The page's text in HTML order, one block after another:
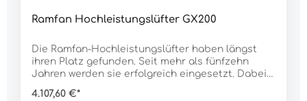
Ramfan Hochleistungslüfter GX200
Die Ramfan-Hochleistungslüfter haben längst
ihren Platz gefunden. Seit mehr als fünfzehn
Jahren werden sie erfolgreich eingesetzt. Dabei
zuverlässig erwiesen. Überzeugen auch Sie sich
4.107,60 €*